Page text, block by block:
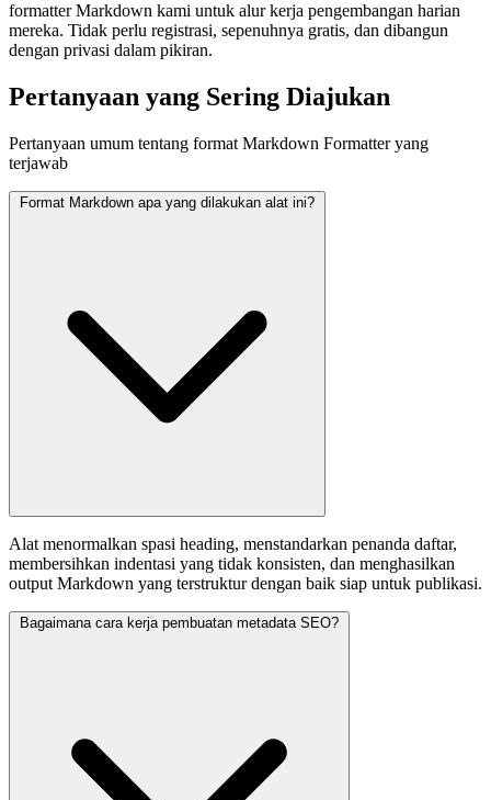
formatter Markdown kami untuk alur kerja pengembangan harian
mereka. Tidak perlu registrasi, sepenuhnya gratis, dan dibangun
dengan privasi dalam pikiran.
Pertanyaan yang Sering Diajukan
Pertanyaan umum tentang format Markdown Formatter yang
terjawab
Format Markdown apa yang dilakukan alat ini?
Alat menormalkan spasi heading, menstandarkan penanda daftar,
membersihkan indentasi yang tidak konsisten, dan menghasilkan
output Markdown yang terstruktur dengan baik siap untuk publikasi.
Bagaimana cara kerja pembuatan metadata SEO?